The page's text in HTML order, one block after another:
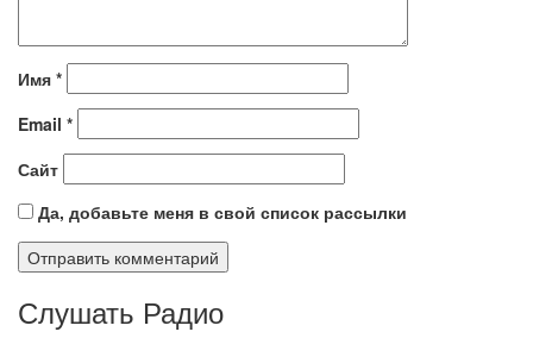
Имя *
Email *
Сайт
Да, добавьте меня в свой список рассылки
Слушать Радио